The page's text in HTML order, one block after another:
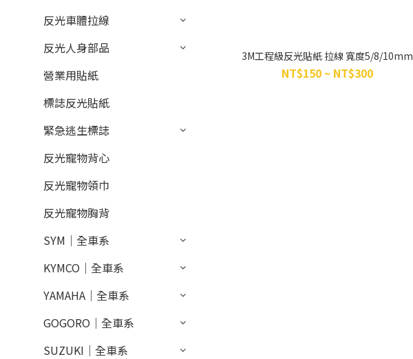
反光車體拉線
反光人身部品
營業用貼紙
標誌反光貼紙
緊急逃生標誌
反光寵物背心
反光寵物領巾
反光寵物胸背
SYM｜全車系
KYMCO｜全車系
YAMAHA｜全車系
GOGORO｜全車系
SUZUKI｜全車系
3M工程級反光貼紙 拉線 寬度5/8/10mm
NT$150 ~ NT$300